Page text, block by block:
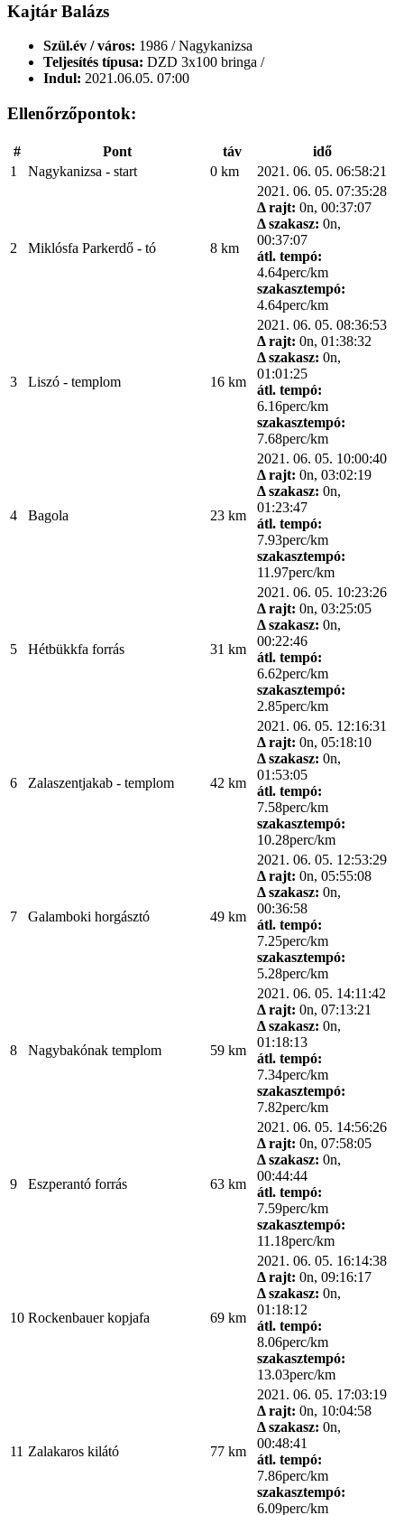
Kajtár Balázs
Szül.év / város: 1986 / Nagykanizsa
Teljesítés típusa: DZD 3x100 bringa /
Indul: 2021.06.05. 07:00
Ellenőrzőpontok:
# Pont táv
idő
1
Nagykanizsa - start 0 km 2021. 06. 05. 06:58:21
2 Miklósfa Parkerdő - tó 8 km
2021. 06. 05. 07:35:28
Δ rajt: 0n, 00:37:07
Δ szakasz: 0n,
00:37:07
átl. tempó:
4.64perc/km
szakasztempó:
4.64perc/km
3 Liszó - templom 16 km
2021. 06. 05. 08:36:53
Δ rajt: 0n, 01:38:32
Δ szakasz: 0n,
01:01:25
átl. tempó:
6.16perc/km
szakasztempó:
7.68perc/km
4 Bagola 23 km
2021. 06. 05. 10:00:40
Δ rajt: 0n, 03:02:19
Δ szakasz: 0n,
01:23:47
átl. tempó:
7.93perc/km
szakasztempó:
11.97perc/km
5 Hétbükkfa forrás 31 km
2021. 06. 05. 10:23:26
Δ rajt: 0n, 03:25:05
Δ szakasz: 0n,
00:22:46
átl. tempó:
6.62perc/km
szakasztempó:
2.85perc/km
6 Zalaszentjakab - templom 42 km
2021. 06. 05. 12:16:31
Δ rajt: 0n, 05:18:10
Δ szakasz: 0n,
01:53:05
átl. tempó:
7.58perc/km
szakasztempó:
10.28perc/km
7 Galamboki horgásztó 49 km
2021. 06. 05. 12:53:29
Δ rajt: 0n, 05:55:08
Δ szakasz: 0n,
00:36:58
átl. tempó:
7.25perc/km
szakasztempó:
5.28perc/km
8 Nagybakónak templom 59 km
2021. 06. 05. 14:11:42
Δ rajt: 0n, 07:13:21
Δ szakasz: 0n,
01:18:13
átl. tempó:
7.34perc/km
szakasztempó:
7.82perc/km
9 Eszperantó forrás 63 km
2021. 06. 05. 14:56:26
Δ rajt: 0n, 07:58:05
Δ szakasz: 0n,
00:44:44
átl. tempó:
7.59perc/km
szakasztempó:
11.18perc/km
10 Rockenbauer kopjafa 69 km
2021. 06. 05. 16:14:38
Δ rajt: 0n, 09:16:17
Δ szakasz: 0n,
01:18:12
átl. tempó:
8.06perc/km
szakasztempó:
13.03perc/km
11 Zalakaros kilátó 77 km
2021. 06. 05. 17:03:19
Δ rajt: 0n, 10:04:58
Δ szakasz: 0n,
00:48:41
átl. tempó:
7.86perc/km
szakasztempó:
6.09perc/km